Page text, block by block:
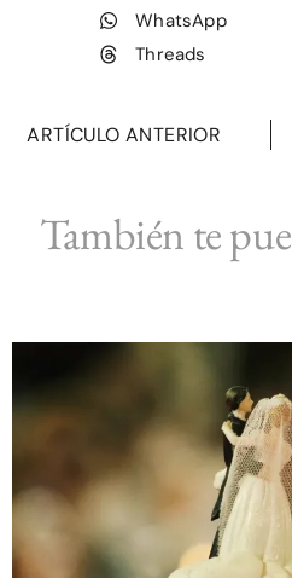
WhatsApp
Threads
ARTÍCULO ANTERIOR
También te